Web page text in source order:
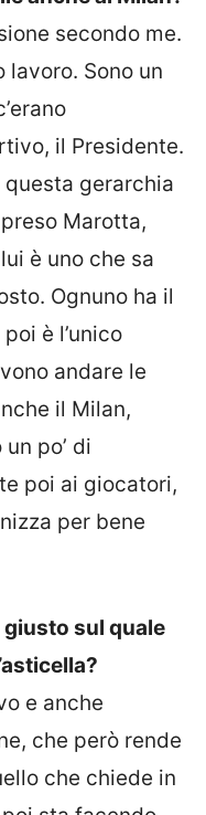
secondo me.
lavoro. Sono un
il Presidente.
gerarchia
Marotta,
è uno che sa
Ognuno ha il
è l’unico
andare le
il Milan,
po’ di
poi ai giocatori,
per bene
giusto sul quale
e anche
che però rende
che chiede in